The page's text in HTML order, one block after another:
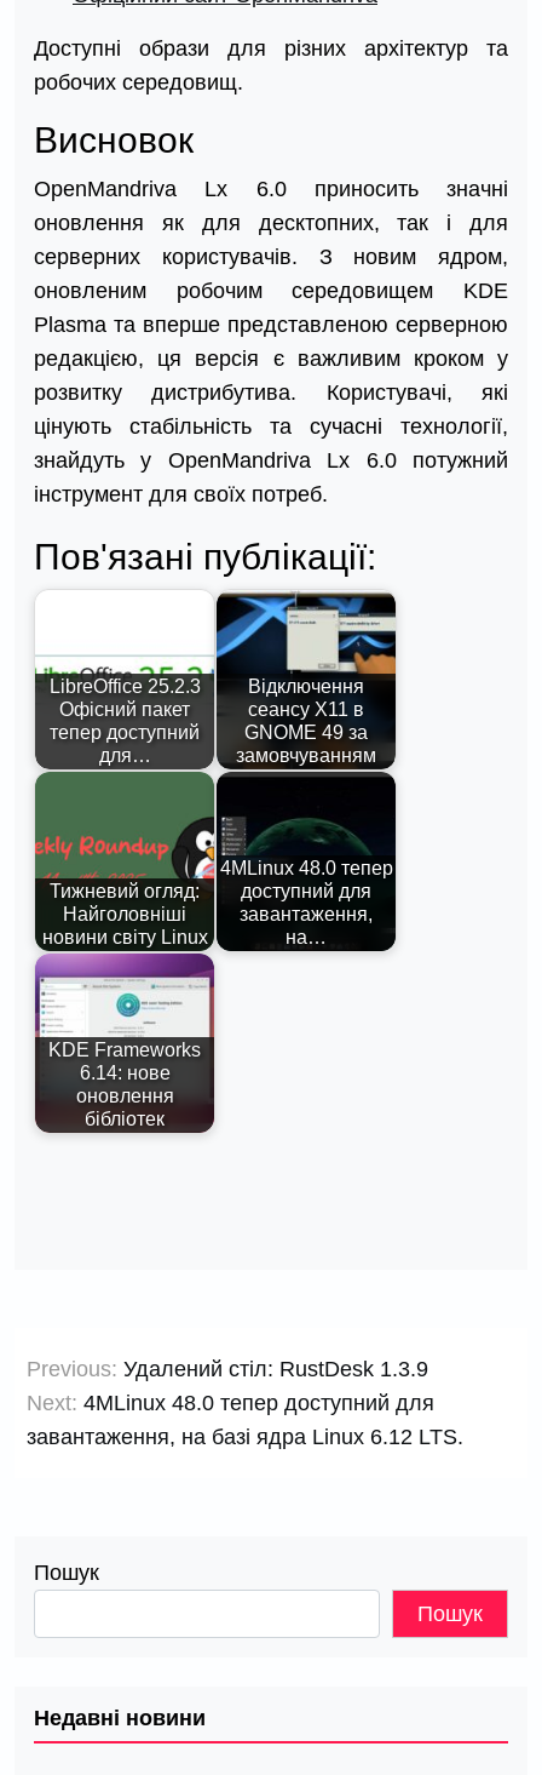
Доступні образи для різних архітектур та
робочих середовищ.​
Висновок
OpenMandriva Lx 6.0 приносить значні
оновлення як для десктопних, так і для
серверних користувачів. З новим ядром,
оновленим робочим середовищем KDE
Plasma та вперше представленою серверною
редакцією, ця версія є важливим кроком у
розвитку дистрибутива. Користувачі, які
цінують стабільність та сучасні технології,
знайдуть у OpenMandriva Lx 6.0 потужний
інструмент для своїх потреб.
Пов'язані публікації:
LibreOffice 25.2.3
Офісний пакет
тепер доступний
для…
Відключення
сеансу X11 в
GNOME 49 за
замовчуванням
Тижневий огляд:
Найголовніші
новини світу Linux
4MLinux 48.0 тепер
доступний для
завантаження,
на…
KDE Frameworks
6.14: нове
оновлення
бібліотек
записів
Previous: Удалений стіл: RustDesk 1.3.9
Next: 4MLinux 48.0 тепер доступний для
завантаження, на базі ядра Linux 6.12 LTS.
Пошук
Пошук
Недавні новини